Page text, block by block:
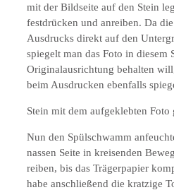
mit der Bildseite auf den Stein
festdrücken und anreiben. Da
Ausdrucks direkt auf den
spiegelt man das Foto in diesem
Originalausrichtung behalten
beim Ausdrucken ebenfalls
Stein mit dem aufgeklebten Foto
Nun den Spülschwamm
nassen Seite in kreisenden
reiben, bis das Trägerpapier
habe anschließend die kratzige